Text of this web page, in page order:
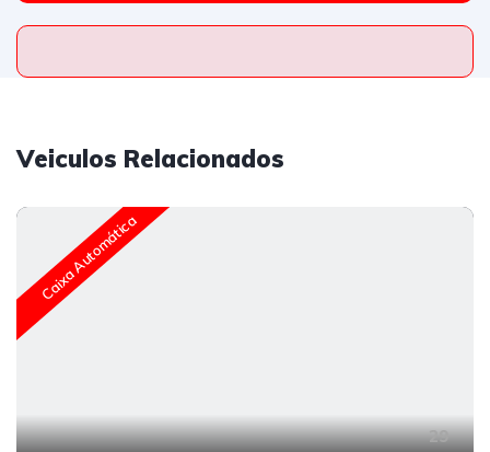
Veiculos Relacionados
Caixa Automática
29